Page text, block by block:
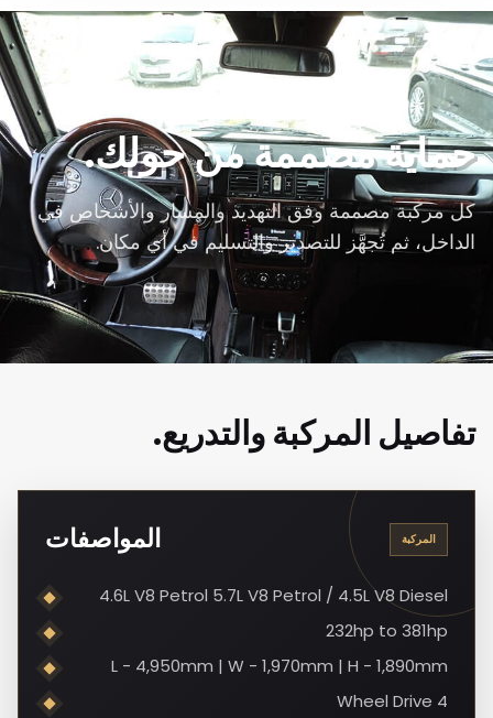
حماية مصممة من حولك.
كل مركبة مصممة وفق التهديد والمسار والأشخاص في
الداخل، ثم تُجهَّز للتصدير والتسليم في أي مكان.
تفاصيل المركبة والتدريع.
المركبة المواصفات
4.6L V8 Petrol 5.7L V8 Petrol / 4.5L V8 Diesel
232hp to 381hp
L - 4,950mm | W - 1,970mm | H - 1,890mm
4 Wheel Drive